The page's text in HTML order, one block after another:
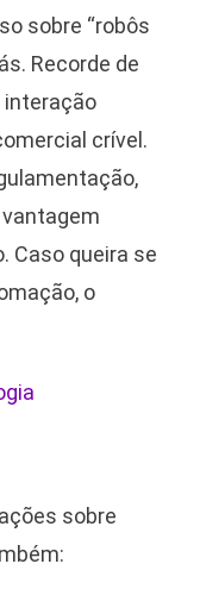
sobre “robôs
Recorde de
interação
crível.
Caso queira se
o
sobre